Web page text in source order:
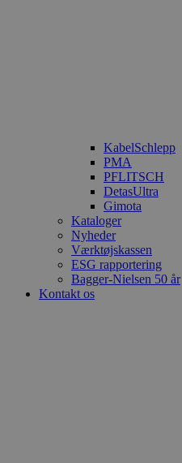
KabelSchlepp
PMA
PFLITSCH
DetasUltra
Gimota
Kataloger
Nyheder
Værktøjskassen
ESG rapportering
Bagger-Nielsen 50 år
Kontakt os